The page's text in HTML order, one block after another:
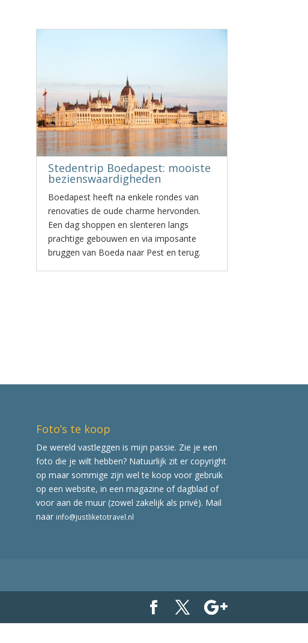
Stedentrip Boedapest: mooiste
bezienswaardigheden
Boedapest heeft na enkele rondes van
renovaties de oude charme hervonden.
Een dag shoppen en slenteren langs
prachtige gebouwen en via imposante
bruggen van Boeda naar Pest en terug.
Foto’s te koop
De wereld vastleggen is mijn passie. Zie je een
foto die je wilt hebben? Natuurlijk zit er copyright
op maar sommige zijn wel te koop voor gebruik
op een website, in een magazine of dagblad of
voor aan de muur (zowel zakelijk als privé). Mail
naar info@justliketotravel.nl